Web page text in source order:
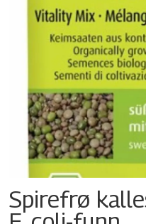
Spirefrø